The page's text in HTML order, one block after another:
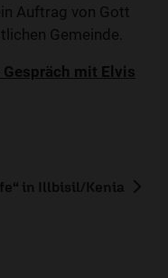
Auftrag von Gott
Gemeinde.
mit Elvis
in Illbisil/Kenia